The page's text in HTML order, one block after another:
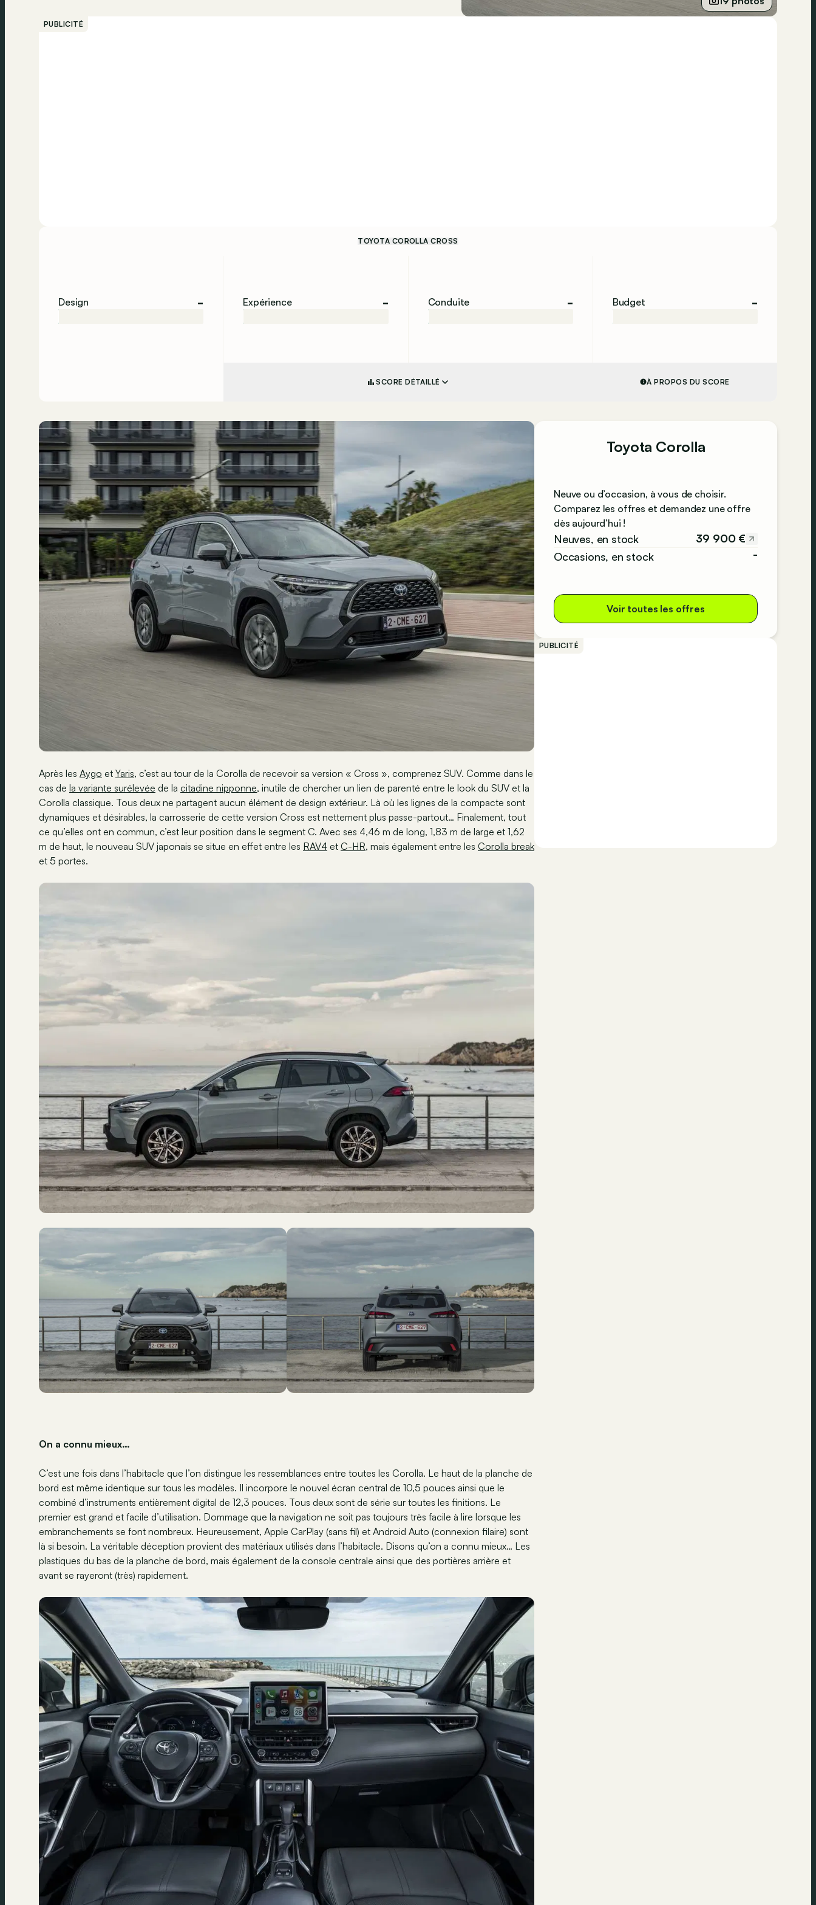
PUBLICITÉ
TOYOTA COROLLA CROSS
Design - Expérience - Conduite - Budget -
SCORE DÉTAILLÉ À PROPOS DU SCORE
Après les Aygo et Yaris, c’est au tour de la Corolla de recevoir sa version « Cross », comprenez SUV. Comme dans le
cas de la variante surélevée de la citadine nipponne, inutile de chercher un lien de parenté entre le look du SUV et la
Corolla classique. Tous deux ne partagent aucun élément de design extérieur. Là où les lignes de la compacte sont
dynamiques et désirables, la carrosserie de cette version Cross est nettement plus passe-partout… Finalement, tout
ce qu’elles ont en commun, c’est leur position dans le segment C. Avec ses 4,46 m de long, 1,83 m de large et 1,62
m de haut, le nouveau SUV japonais se situe en effet entre les RAV4 et C-HR, mais également entre les Corolla break
et 5 portes.
On a connu mieux…
C’est une fois dans l’habitacle que l’on distingue les ressemblances entre toutes les Corolla. Le haut de la planche de
bord est même identique sur tous les modèles. Il incorpore le nouvel écran central de 10,5 pouces ainsi que le
combiné d’instruments entièrement digital de 12,3 pouces. Tous deux sont de série sur toutes les finitions. Le
premier est grand et facile d’utilisation. Dommage que la navigation ne soit pas toujours très facile à lire lorsque les
embranchements se font nombreux. Heureusement, Apple CarPlay (sans fil) et Android Auto (connexion filaire) sont
là si besoin. La véritable déception provient des matériaux utilisés dans l’habitacle. Disons qu’on a connu mieux… Les
plastiques du bas de la planche de bord, mais également de la console centrale ainsi que des portières arrière et
avant se rayeront (très) rapidement.
Toyota Corolla
Neuve ou d’occasion, à vous de choisir.
Comparez les offres et demandez une offre
dès aujourd’hui !
Neuves, en stock
39 900 €
Occasions, en stock
-
Voir toutes les offres
PUBLICITÉ